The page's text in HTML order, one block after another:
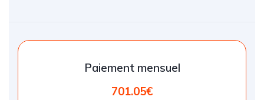
Paiement mensuel
701.05€